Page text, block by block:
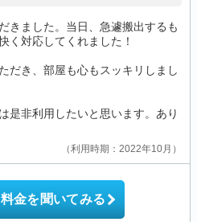
きました。当日、急遽搬出するも
く対応してくれました！
だき、部屋も心もスッキリしまし
是非利用したいと思います。あり
利用時期：2022年10月
金を聞いてみる